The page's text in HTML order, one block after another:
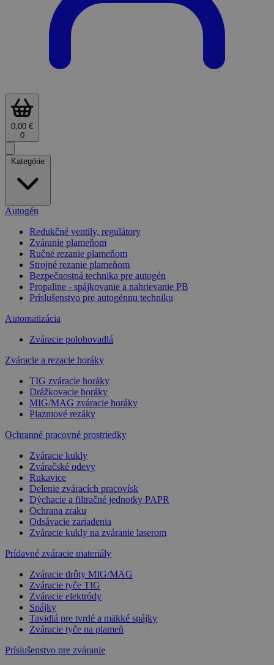
0,00 €
0
Kategórie
Autogén
Redukčné ventily, regulátory
Zváranie plameňom
Ručné rezanie plameňom
Strojné rezanie plameňom
Bezpečnostná technika pre autogén
Propaline - spájkovanie a nahrievanie PB
Príslušenstvo pre autogénnu techniku
Automatizácia
Zváracie polohovadlá
Zváracie a rezacie horáky
TIG zváracie horáky
Drážkovacie horáky
MIG/MAG zváracie horáky
Plazmové rezáky
Ochranné pracovné prostriedky
Zváracie kukly
Zváračské odevy
Rukavice
Delenie zváracích pracovísk
Dýchacie a filtračné jednotky PAPR
Ochrana zraku
Odsávacie zariadenia
Zváracie kukly na zváranie laserom
Prídavné zváracie materiály
Zváracie drôty MIG/MAG
Zváracie tyče TIG
Zváracie elektródy
Spájky
Tavidlá pre tvrdé a mäkké spájky
Zváracie tyče na plameň
Príslušenstvo pre zváranie